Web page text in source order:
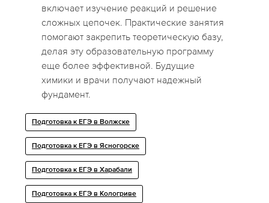
включает изучение реакций и решение
сложных цепочек. Практические занятия
помогают закрепить теоретическую базу,
делая эту образовательную программу
еще более эффективной. Будущие
химики и врачи получают надежный
фундамент.
Подготовка к ЕГЭ в Волжске
Подготовка к ЕГЭ в Ясногорске
Подготовка к ЕГЭ в Харабали
Подготовка к ЕГЭ в Кологриве